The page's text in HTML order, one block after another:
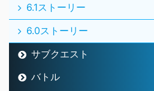
6.1ストーリー
6.0ストーリー
サブクエスト
バトル